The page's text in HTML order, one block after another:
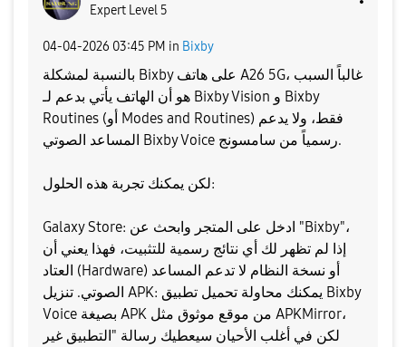
Expert Level 5
‎04-04-2026 03:45 PM in Bixby
بالنسبة لمشكلة Bixby على هاتف A26 5G، غالباً السبب
هو أن الهاتف يأتي بدعم لـ Bixby Vision و Bixby
Routines (أو Modes and Routines) فقط، ولا يدعم
المساعد الصوتي Bixby Voice رسمياً من سامسونج.
​لكن يمكنك تجربة هذه الحلول:
​Galaxy Store: ادخل على المتجر وابحث عن "Bixby"،
إذا لم تظهر لك أي نتائج رسمية للتثبيت، فهذا يعني أن
العتاد (Hardware) أو نسخة النظام لا تدعم المساعد
الصوتي. ​تنزيل APK: يمكنك محاولة تحميل تطبيق Bixby
Voice بصيغة APK من موقع موثوق مثل APKMirror،
لكن في أغلب الأحيان سيعطيك رسالة "التطبيق غير